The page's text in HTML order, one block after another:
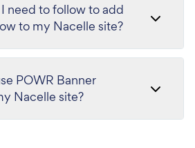
need to follow to add
to my Nacelle site?
POWR Banner
Nacelle site?